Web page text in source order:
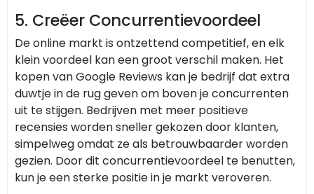
5. Creëer Concurrentievoordeel
De online markt is ontzettend competitief, en elk
klein voordeel kan een groot verschil maken. Het
kopen van Google Reviews kan je bedrijf dat extra
duwtje in de rug geven om boven je concurrenten
uit te stijgen. Bedrijven met meer positieve
recensies worden sneller gekozen door klanten,
simpelweg omdat ze als betrouwbaarder worden
gezien. Door dit concurrentievoordeel te benutten,
kun je een sterke positie in je markt veroveren.